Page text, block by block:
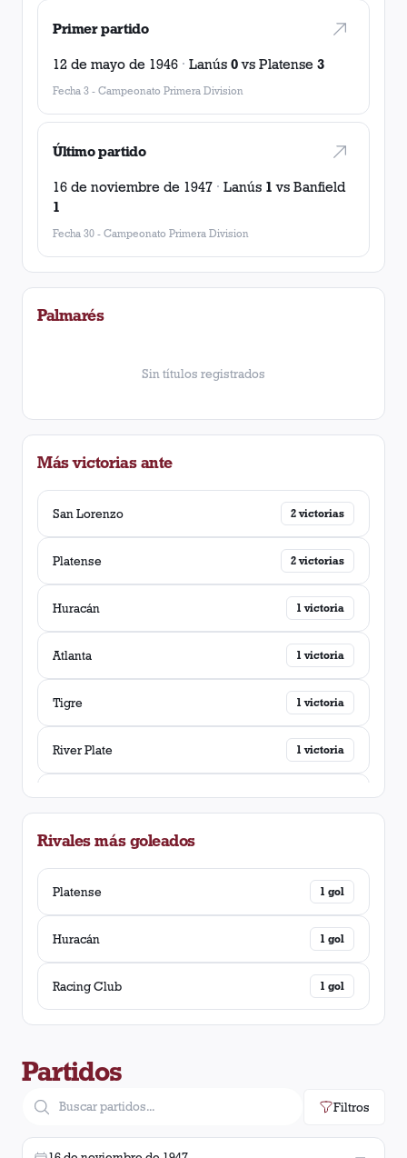
Primer partido
12 de mayo de 1946 · Lanús 0vs Platense 3
Fecha 3 - Campeonato Primera Division
Último partido
16 de noviembre de 1947 · Lanús 1 vs Banfield
1
Fecha 30 - Campeonato Primera Division
Palmarés
Sin títulos registrados
Más victorias ante
San Lorenzo 2 victorias
Platense 2 victorias
Huracán 1 victoria
Atlanta 1 victoria
Tigre 1 victoria
River Plate 1 victoria
Ferro Carril Oeste 1 victoria
Chacarita Juniors
Boca Juniors victoria
Newell's Old Boys victoria
Vélez Sarsfield victoria
Banfield
Rivales más goleados
Platense 1 gol
Huracán 1 gol
Racing Club 1 gol
Partidos
Filtros